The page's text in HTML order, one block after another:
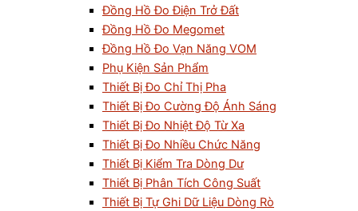
Đồng Hồ Đo Điện Trở Đất
Đồng Hồ Đo Megomet
Đồng Hồ Đo Vạn Năng VOM
Phụ Kiện Sản Phẩm
Thiết Bị Đo Chỉ Thị Pha
Thiết Bị Đo Cường Độ Ánh Sáng
Thiết Bị Đo Nhiệt Độ Từ Xa
Thiết Bị Đo Nhiều Chức Năng
Thiết Bị Kiểm Tra Dòng Dư
Thiết Bị Phân Tích Công Suất
Thiết Bị Tự Ghi Dữ Liệu Dòng Rò